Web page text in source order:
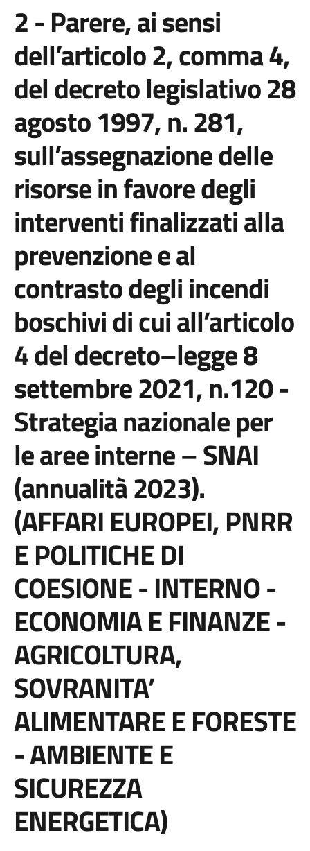
2 - Parere, ai sensi
dell’articolo 2, comma 4,
del decreto legislativo 28
agosto 1997, n. 281,
sull’assegnazione delle
risorse in favore degli
interventi finalizzati alla
prevenzione e al
contrasto degli incendi
boschivi di cui all’articolo
4 del decreto–legge 8
settembre 2021, n.120 -
Strategia nazionale per
le aree interne – SNAI
(annualità 2023).
(AFFARI EUROPEI, PNRR
E POLITICHE DI
COESIONE - INTERNO -
ECONOMIA E FINANZE -
AGRICOLTURA,
SOVRANITA’
ALIMENTARE E FORESTE
- AMBIENTE E
SICUREZZA
ENERGETICA)